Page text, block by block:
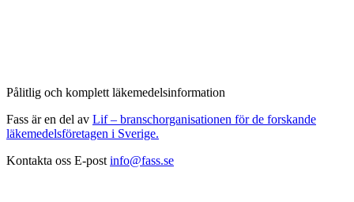
Pålitlig och komplett läkemedelsinformation
Fass är en del av Lif – branschorganisationen för de forskande
läkemedelsföretagen i Sverige.
Kontakta oss E-post info@fass.se